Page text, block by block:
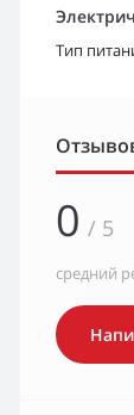
Тип
0 / 5
средний